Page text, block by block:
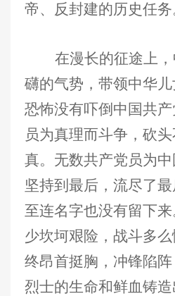
帝、反封建的历史任务
在漫长的征途上
礴的气势，带领中华
恐怖没有吓倒中国共
员为真理而斗争，砍
真。无数共产党员为
坚持到最后，流尽了
至连名字也没有留下
少坎坷艰险，战斗多
终昂首挺胸，冲锋陷
烈士的生命和鲜血铸